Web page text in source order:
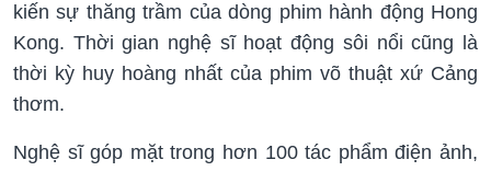
kiến ​​sự thăng trầm của dòng phim hành động Hong
Kong. Thời gian nghệ sĩ hoạt động sôi nổi cũng là
thời kỳ huy hoàng nhất của phim võ thuật xứ Cảng
thơm.
Nghệ sĩ góp mặt trong hơn 100 tác phẩm điện ảnh,